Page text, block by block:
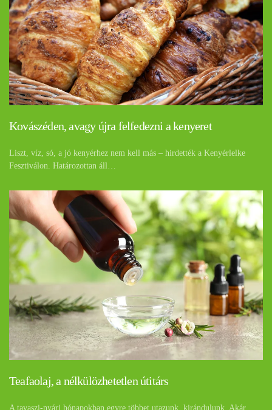
Kovászéden, avagy újra felfedezni a kenyeret
Liszt, víz, só, a jó kenyérhez nem kell más – hirdették a Kenyérlelke
Fesztiválon. Határozottan áll…
Teafaolaj, a nélkülözhetetlen útitárs
A tavaszi-nyári hónapokban egyre többet utazunk, kirándulunk. Akár